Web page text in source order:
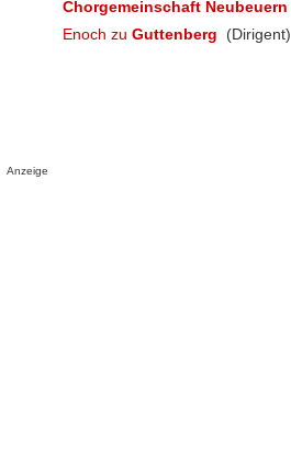
Chorgemeinschaft Neubeuern
Enoch zu Guttenberg (Dirigent)
Anzeige